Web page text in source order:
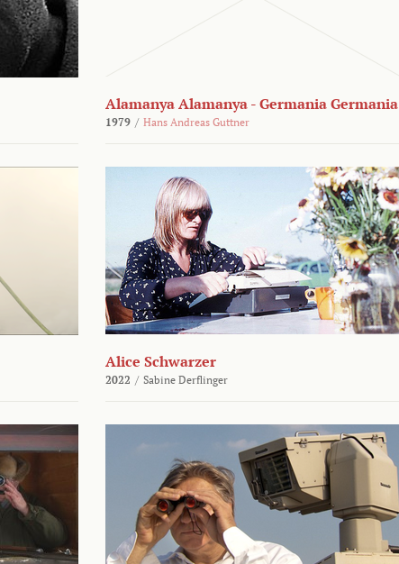
Alamanya Alamanya - Germania Germania
1979 / Hans Andreas Guttner
Alice Schwarzer
2022 / Sabine Derflinger